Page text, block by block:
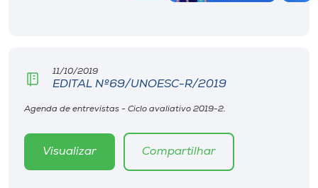
11/10/2019
EDITAL Nº69/UNOESC-R/2019
Agenda de entrevistas - Ciclo avaliativo 2019-2.
Visualizar Compartilhar